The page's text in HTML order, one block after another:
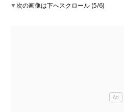
▼次の画像は下へスクロール (5/6)